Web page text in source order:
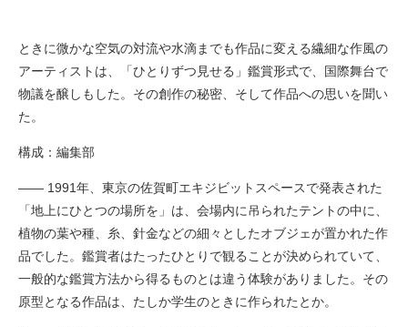
ときに微かな空気の対流や水滴までも作品に変える繊細な作風の
アーティストは、「ひとりずつ見せる」鑑賞形式で、国際舞台で
物議を醸しもした。その創作の秘密、そして作品への思いを聞い
た。
構成：編集部
―― 1991年、東京の佐賀町エキジビットスペースで発表された
「地上にひとつの場所を」は、会場内に吊られたテントの中に、
植物の葉や種、糸、針金などの細々としたオブジェが置かれた作
品でした。鑑賞者はたったひとりで観ることが決められていて、
一般的な鑑賞方法から得るものとは違う体験がありました。その
原型となる作品は、たしか学生のときに作られたとか。